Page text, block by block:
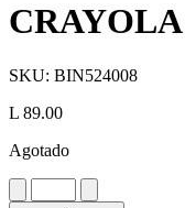
SKU: BIN524008
L 89.00
Agotado